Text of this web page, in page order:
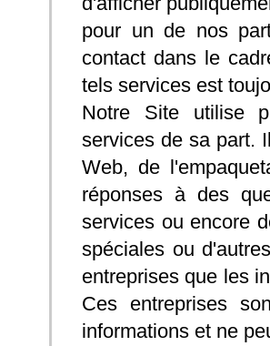
pour un de nos
contact dans le
tels services est
Notre Site utilise
services de sa part.
Web, de
réponses à des
services ou encore
spéciales ou
entreprises que les
Ces entreprises
informations et ne